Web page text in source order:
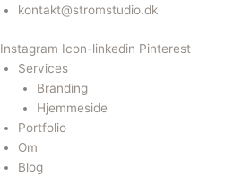
Gå
indholdet
kontakt@stromstudio.dk
Instagram Icon-linkedin Pinterest
Services
Branding
Hjemmeside
Portfolio
Om
Blog